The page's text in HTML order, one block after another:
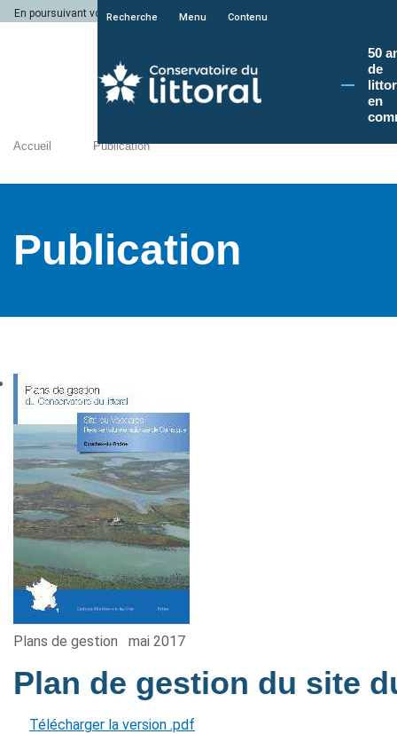
En poursuivant votre navigation sur le site du Conservatoire du littoral, vous
Recherche Menu Contenu
50
de
en
Accueil Publication
Publication
Plans de gestion mai 2017
Plan de gestion du site
Télécharger la version .pdf